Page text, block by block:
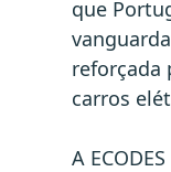
que
reforçada
carros
A